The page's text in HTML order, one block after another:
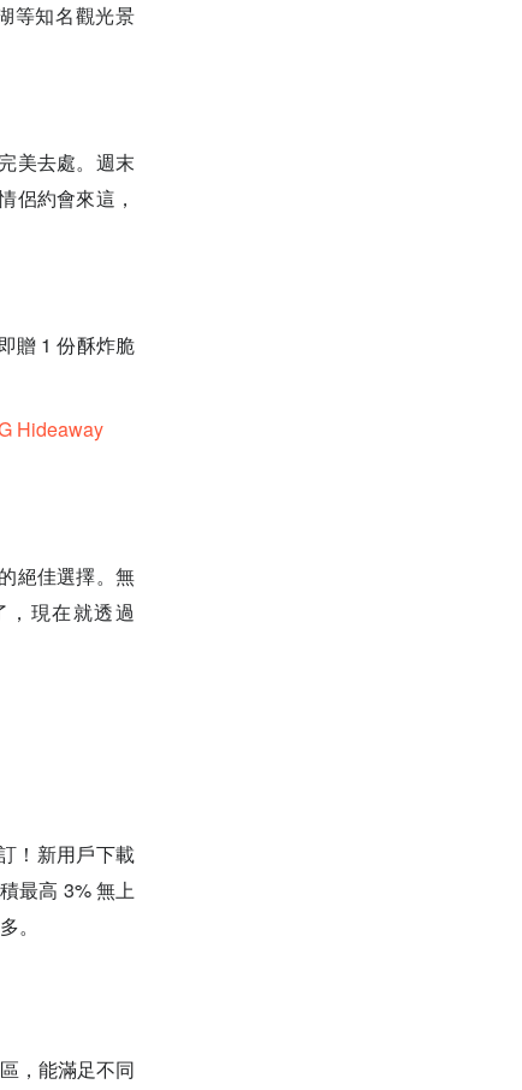
等知名觀光景
美去處。週末
侶約會來這，
贈 1 份酥炸脆
Hideaway
絕佳選擇。無
現在就透過
！新用戶下載
最高 3% 無上
。
，能滿足不同